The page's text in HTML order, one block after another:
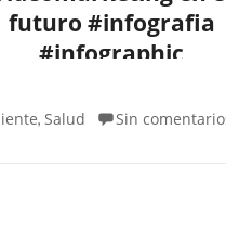
futuro #infografia
#infographic
, Salud Sin